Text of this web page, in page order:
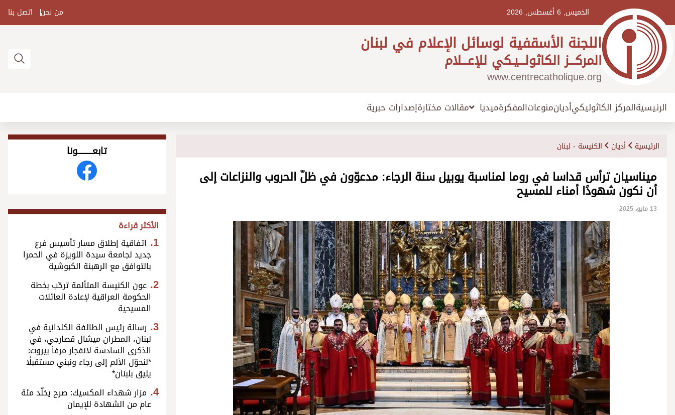
الخميس, 6 أغسطس, 2026 من نحن اتصل بنا
اللجنة الأسقفية لوسائل الإعلام في لبنان
المركـــز الكاثولـــيـكي للإعـــلام
www.centrecatholique.org
الرئيسيةالمركز الكاثوليكيأديانمنوعاتالمفكرةميديا مقالات مختارةإصدارات حبرية
الرئيسية أديان الكنيسة - لبنان
ميناسيان ترأس قداسا في روما لمناسبة يوبيل سنة الرجاء: مدعوّون في ظلّ الحروب والنزاعات إلى
أن نكون شهودًا أمناء للمسيح
13 مايو، 2025
تابعــــــــــونا
الأكثر قراءة
اتفاقية إطلاق مسار تأسيس فرع
جديد لجامعة سيدة اللويزة في الحمرا
بالتوافق مع الرهبنة الكبوشية
عون الكنيسة المتألمة ترحّب بخطة
الحكومة العراقية لإعادة العائلات
المسيحية
رسالة رئيس الطائفة الكلدانية في
لبنان، المطران ميشال قصارجي، في
الذكرى السادسة لانفجار مرفأ بيروت:
*لنحوّل الألم إلى رجاء ونبني مستقبلًا
يليق بلبنان*
مزار شهداء المكسيك: صرح يخلّد مئة
عام من الشهادة للإيمان